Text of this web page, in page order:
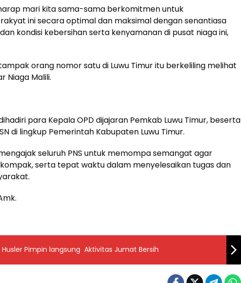
mari kita sama-sama berkomitmen untuk
ini secara optimal dan maksimal dengan senantiasa
kondisi kebersihan serta kenyamanan di pusat niaga ini,
orang nomor satu di Luwu Timur itu berkeliling melihat
Niaga Malili.
para Kepala OPD dijajaran Pemkab Luwu Timur, beserta
di lingkup Pemerintah Kabupaten Luwu Timur.
seluruh PNS untuk memompa semangat agar
serta tepat waktu dalam menyelesaikan tugas dan
Pimpin langsung Aktivitas Jumat Bersih